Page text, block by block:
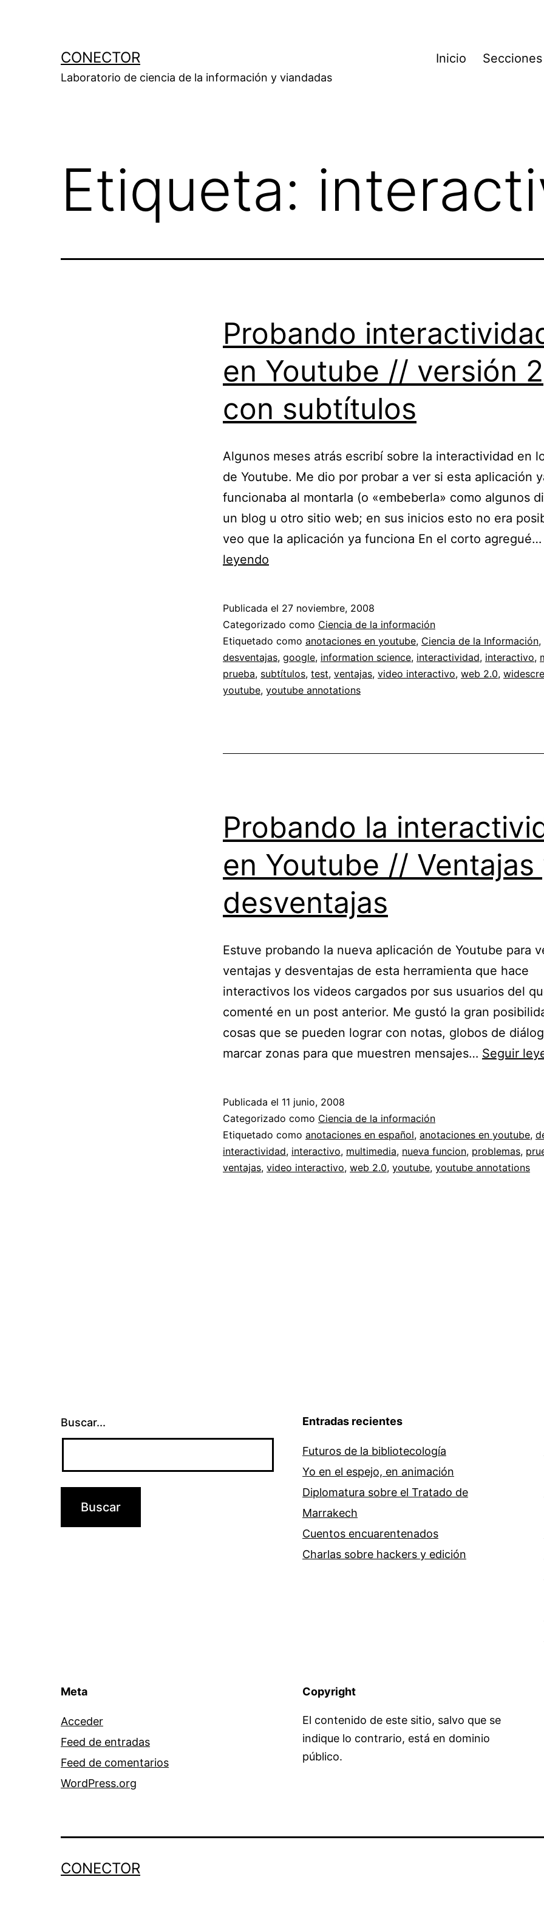
CONECTOR
Laboratorio de ciencia de la información y viandadas
Inicio Secciones
Etiqueta:
Probando
en Youtube // versión 2
con subtítulos
Algunos meses atrás escribí sobre la interactividad en
de Youtube. Me dio por probar a ver si esta aplicación
funcionaba al montarla (o «embeberla» como algunos
un blog u otro sitio web; en sus inicios esto no era
veo que la aplicación ya funciona En el corto agregué…
leyendo
Youtube
//
versión
2
Publicada el 27 noviembre, 2008
Categorizado como Ciencia de la información
Etiquetado como anotaciones en youtube, Ciencia de la Información,
desventajas, google, information science, interactividad, interactivo,
prueba, subtítulos, test, ventajas, video interactivo, web 2.0,
youtube, youtube annotations
Probando la
en Youtube // Ventajas
desventajas
Estuve probando la nueva aplicación de Youtube para
ventajas y desventajas de esta herramienta que hace
interactivos los videos cargados por sus usuarios del
comenté en un post anterior. Me gustó la gran
cosas que se pueden lograr con notas, globos de
marcar zonas para que muestren mensajes… Seguir
Publicada el 11 junio, 2008
Categorizado como Ciencia de la información
Etiquetado como anotaciones en español, anotaciones en youtube,
interactividad, interactivo, multimedia, nueva funcion, problemas,
ventajas, video interactivo, web 2.0, youtube, youtube annotations
Buscar... Entradas recientes
Futuros de la bibliotecología
Yo en el espejo, en animación
Diplomatura sobre el Tratado de
Marrakech
Cuentos encuarentenados
Charlas sobre hackers y edición
Meta
Acceder
Feed de entradas
Feed de comentarios
WordPress.org
Copyright
El contenido de este sitio, salvo que se
indique lo contrario, está en dominio
público.
CONECTOR